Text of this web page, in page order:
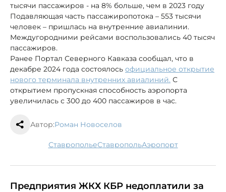
тысячи пассажиров - на 8% больше, чем в 2023 году
Подавляющая часть пассажиропотока – 553 тысячи
человек – пришлась на внутренние авиалинии.
Междугородними рейсами воспользовались 40 тысяч
пассажиров.
Ранее Портал Северного Кавказа сообщал, что в
декабре 2024 года состоялось официальное открытие
нового терминала внутренних авиалиний. С
открытием пропускная способность аэропорта
увеличилась с 300 до 400 пассажиров в час.
Автор:Роман Новоселов
Ставрополье Ставрополь аэропорт
Предприятия ЖКХ КБР недоплатили за